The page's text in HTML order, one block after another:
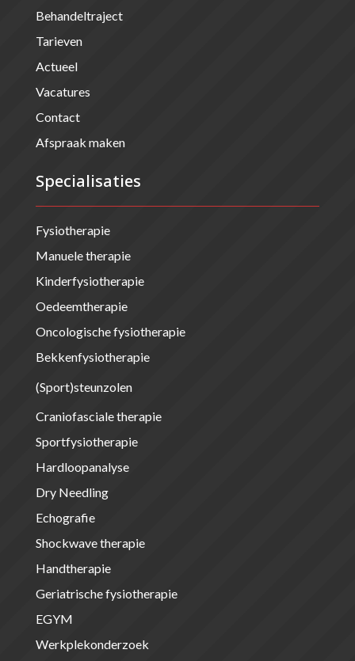
Behandeltraject
Tarieven
Actueel
Vacatures
Contact
Afspraak maken
Specialisaties
Fysiotherapie
Manuele therapie
Kinderfysiotherapie
Oedeemtherapie
Oncologische fysiotherapie
Bekkenfysiotherapie
(Sport)steunzolen
Craniofasciale therapie
Sportfysiotherapie
Hardloopanalyse
Dry Needling
Echografie
Shockwave therapie
Handtherapie
Geriatrische fysiotherapie
EGYM
Werkplekonderzoek